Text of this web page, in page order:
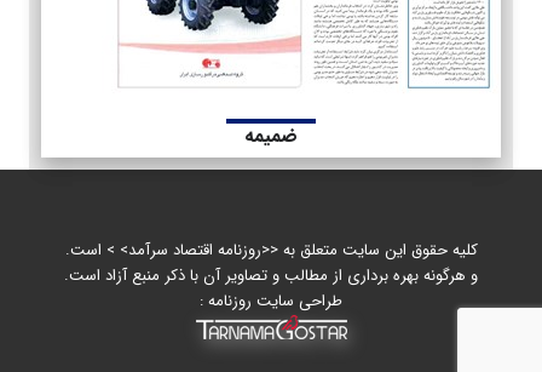
ضمیمه
کلیه حقوق این سایت متعلق به <<روزنامه اقتصاد سرآمد> > است.
و هرگونه بهره برداری از مطالب و تصاویر آن با ذکر منبع آزاد است.
طراحی سایت روزنامه :